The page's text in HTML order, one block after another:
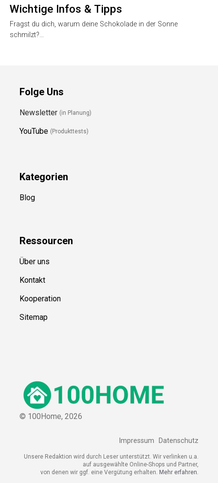
Wichtige Infos & Tipps
Fragst du dich, warum deine Schokolade in der Sonne
schmilzt?…
Folge Uns
Newsletter (in Planung)
YouTube (Produkttests)
Kategorien
Blog
Ressourcen
Über uns
Kontakt
Kooperation
Sitemap
© 100Home, 2026
Impressum Datenschutz
Unsere Redaktion wird durch Leser unterstützt. Wir verlinken u.a.
auf ausgewählte Online-Shops und Partner,
von denen wir ggf. eine Vergütung erhalten. Mehr erfahren.